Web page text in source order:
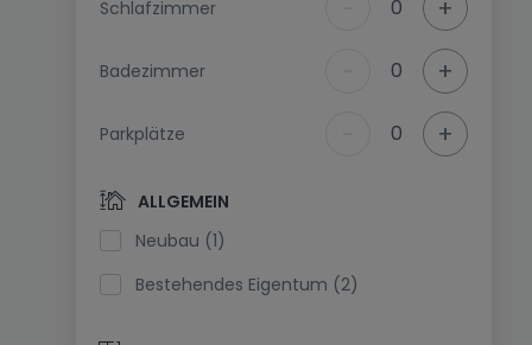
Schlafzimmer 0 +
Badezimmer 0 +
Parkplätze 0 +
ALLGEMEIN
Neubau (1)
Bestehendes Eigentum (2)